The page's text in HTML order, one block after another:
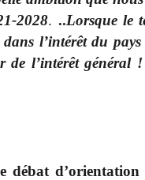
2028. ..Lorsque le
l’intérêt du pays
de l’intérêt général
débat